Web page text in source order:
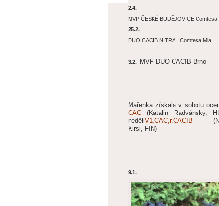
2.4.
MVP ČESKÉ BUDĚJOVICE
25.2.
DUO CACIB NITRA Comtesa Mia
3.2. MVP DUO CACIB Brno
Mařenka získala v sobotu
CAC (Katalin Radvánsky,
neděliV1,CAC,r.CACIB
Kirsi, FIN)
9.1.